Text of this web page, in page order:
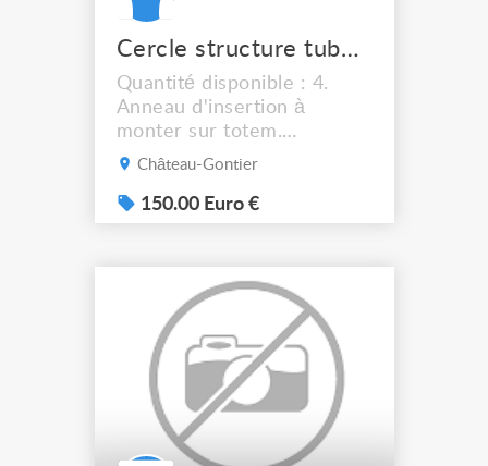
Cercle structure tubulaire aluminium diamètre 115 cm
Quantité disponible : 4.
Anneau d'insertion à
monter sur totem.
Conception circulaire.
éclairages à 360°. Diamètre
: 115 cm. Systèmes de
Fabrication aluminium. Prix
à l'unité.
Château-Gontier
150.00 Euro €